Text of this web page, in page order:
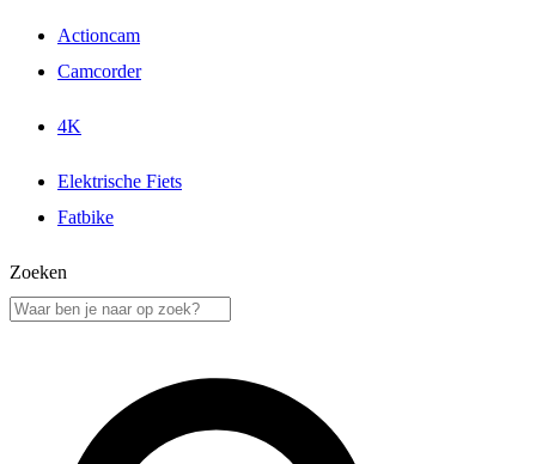
Actioncam
Camcorder
4K
Elektrische Fiets
Fatbike
Zoeken